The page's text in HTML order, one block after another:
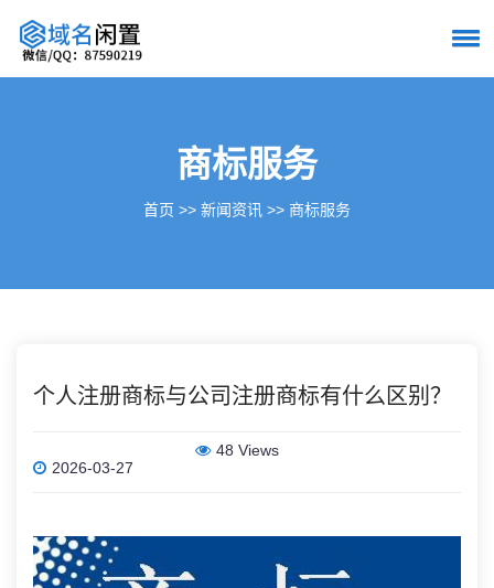
商标服务
首页 >> 新闻资讯 >> 商标服务
个人注册商标与公司注册商标有什么区别？
2026-03-27
48 Views